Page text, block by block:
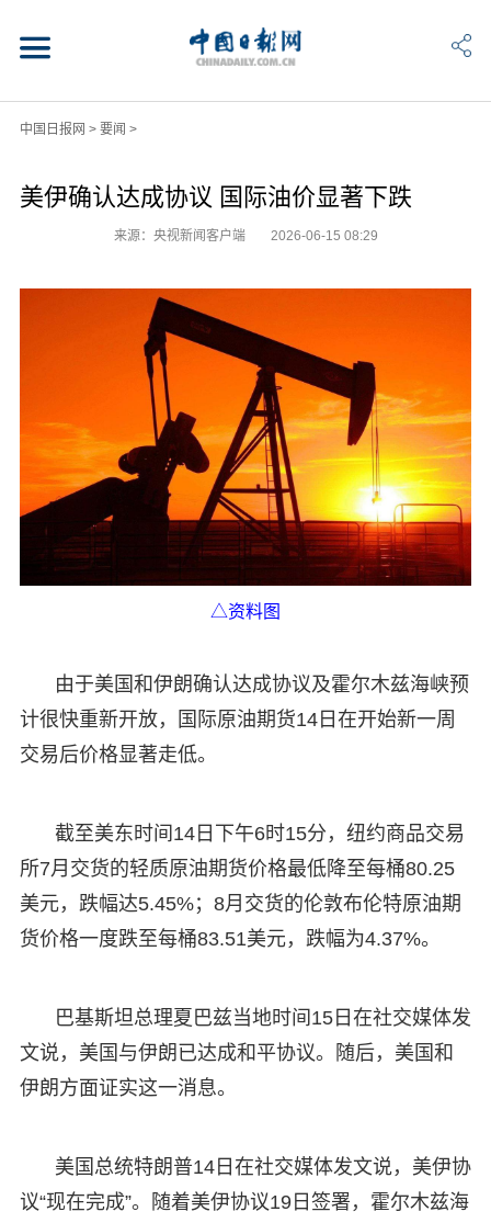
中国日报网 > 要闻 >
美伊确认达成协议 国际油价显著下跌
来源：央视新闻客户端 2026-06-15 08:29
△资料图
由于美国和伊朗确认达成协议及霍尔木兹海峡预
计很快重新开放，国际原油期货14日在开始新一周
交易后价格显著走低。
截至美东时间14日下午6时15分，纽约商品交易
所7月交货的轻质原油期货价格最低降至每桶80.25
美元，跌幅达5.45%；8月交货的伦敦布伦特原油期
货价格一度跌至每桶83.51美元，跌幅为4.37%。
巴基斯坦总理夏巴兹当地时间15日在社交媒体发
文说，美国与伊朗已达成和平协议。随后，美国和
伊朗方面证实这一消息。
美国总统特朗普14日在社交媒体发文说，美伊协
议“现在完成”。随着美伊协议19日签署，霍尔木兹海